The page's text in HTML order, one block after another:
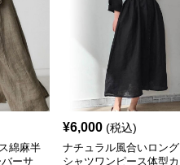
綿麻半
ーサ
¥6,000 (税込)
ナチュラル風合いロング
シャツワンピース体型カ